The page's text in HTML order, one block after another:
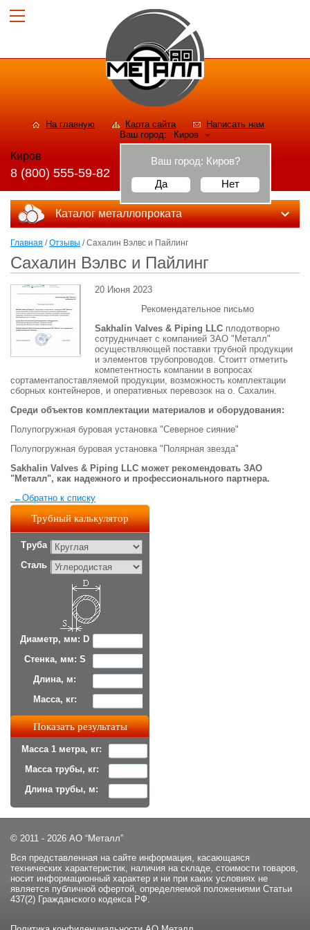
На главную Карта сайта
Написать нам
Ваш город:
Киров
Ваш город: Киров?
Да
Нет
Киров
8 (800) 555-59-82
Каталог металлопроката
Главная /Отзывы / Сахалин Вэлвс и Пайлинг
Сахалин Вэлвс и Пайлинг
20 Июня 2023
Рекомендательное письмо
Sakhalin Valves & Piping LLC плодотворно
сотрудничает с компанией ЗАО "Металл"
осуществляющей поставки трубной продукции
и элементов трубопроводов. Стоитт отметить
компетентность компании в вопросах
сортаментапоставляемой продукции, возможность комплектации
сборных контейнеров, и оперативных перевозок на о. Сахалин.
Среди объектов комплектации материалов и оборудования:
Полупогружная буровая установка "Северное сияние"
Полупогружная буровая установка "Полярная звезда"
Sakhalin Valves & Piping LLC может рекомендовать ЗАО
"Металл", как надежного и профессионального партнера.
←Обратно к списку
Трубный калькулятор
Труба
Сталь
Диаметр, мм: D
Стенка, мм: S
Длина, м:
Масса, кг:
Масса 1 метра, кг:
Масса трубы, кг:
Длина трубы, м:
© 2011 - 2026 АО “Металл”
Вся представленная на сайте информация, касающаяся
технических характеристик, наличия на складе, стоимости товаров,
носит информационный характер и ни при каких условиях не
является публичной офертой, определяемой положениями Статьи
437(2) Гражданского кодекса РФ.